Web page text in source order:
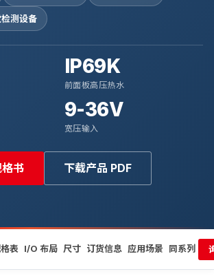
测设备
IP69K
前面板高压热水
9-36V
宽压输入
书 下载产品 PDF
表 I/O 布局 尺寸 订货信息 应用场景 同系列